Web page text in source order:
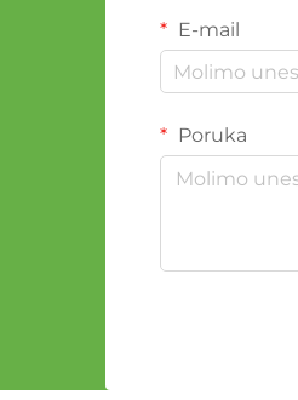
E-mail
Poruka